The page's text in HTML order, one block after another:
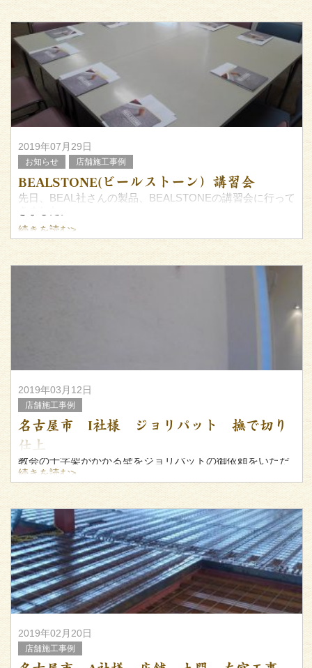
左官屋さんも職人さんの年齢層が上がってきていて、仕事
は確かな職人さんが多いのは良いのですが
2019年07月29日
お知らせ 店舗施工事例
BEALSTONE(ビールストーン）講習会
先日、BEAL社さんの製品、BEALSTONEの講習会に行って
続きを読む>
2019年03月12日
店舗施工事例
名古屋市 I社様 ジョリパット 撫で切り
仕上
教会の十字架がかかる壁をジョリパットの御依頼をいただ
きました。
写真では仕上がり具合がわかりにくいですが、とにかくキ
レイに仕上がりました。
続きを読む>
2019年02月20日
店舗施工事例